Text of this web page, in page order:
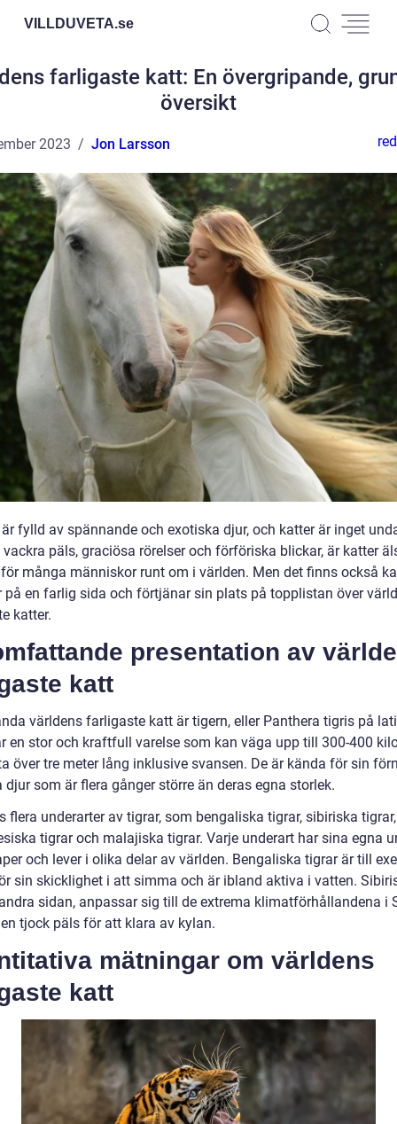
VILLDUVETA.se
farligaste katt: En övergripande,
översikt
2023 Jon Larsson
fylld av spännande och exotiska djur, och katter är inget
päls, graciösa rörelser och förföriska blickar, är katter
många människor runt om i världen. Men det finns också
på en farlig sida och förtjänar sin plats på topplistan över
katter.
presentation av
katt
världens farligaste katt är tigern, eller Panthera tigris på
en stor och kraftfull varelse som kan väga upp till 300-400
över tre meter lång inklusive svansen. De är kända för sin
djur som är flera gånger större än deras egna storlek.
flera underarter av tigrar, som bengaliska tigrar, sibiriska tigrar,
tigrar och malajiska tigrar. Varje underart har sina egna
och lever i olika delar av världen. Bengaliska tigrar är till
sin skicklighet i att simma och är ibland aktiva i vatten.
sidan, anpassar sig till de extrema klimatförhållandena i
tjock päls för att klara av kylan.
mätningar om världens
katt